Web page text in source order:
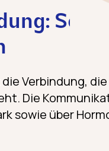
So
Verbindung,
Die
sowie über